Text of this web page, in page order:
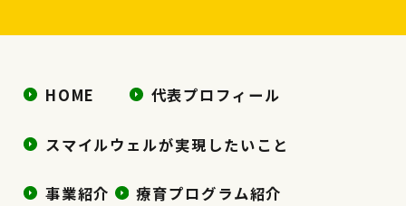
HOME 代表プロフィール
スマイルウェルが実現したいこと
事業紹介 療育プログラム紹介